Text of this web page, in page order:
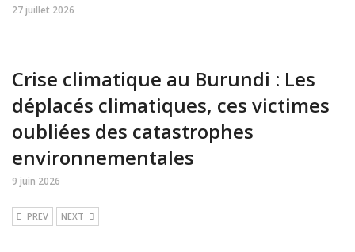
27 juillet 2026
Crise climatique au Burundi : Les
déplacés climatiques, ces victimes
oubliées des catastrophes
environnementales
9 juin 2026
PREV NEXT